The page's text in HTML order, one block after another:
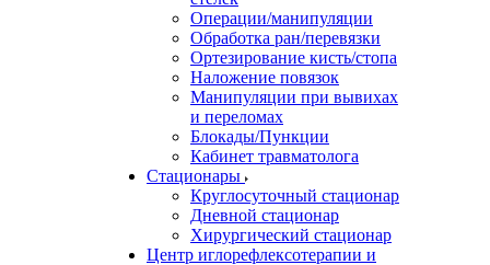
Операции/манипуляции
Обработка ран/перевязки
Ортезирование кисть/стопа
Наложение повязок
Манипуляции при вывихах
и переломах
Блокады/Пункции
Кабинет травматолога
Стационары
Круглосуточный стационар
Дневной стационар
Хирургический стационар
Центр иглорефлексотерапии и